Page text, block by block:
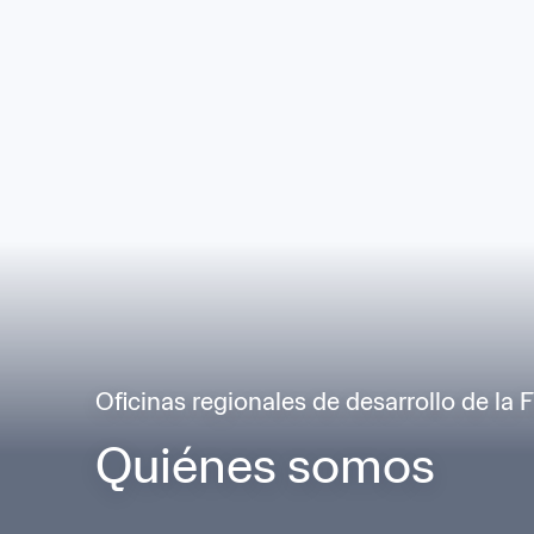
Oficinas regionales de desarrollo de la
Quiénes somos